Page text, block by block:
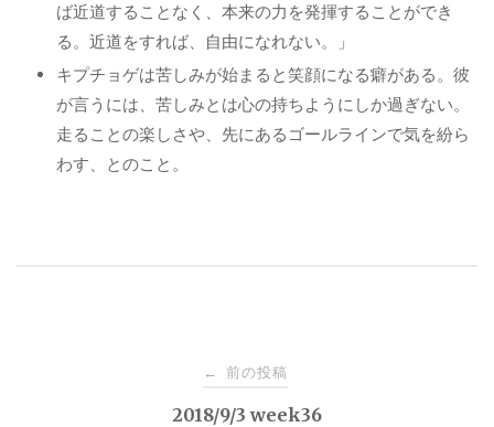
ば近道することなく、本来の力を発揮することができ
る。近道をすれば、自由になれない。」
キプチョゲは苦しみが始まると笑顔になる癖がある。彼
が言うには、苦しみとは心の持ちようにしか過ぎない。
走ることの楽しさや、先にあるゴールラインで気を紛ら
わす、とのこと。
← 前の投稿
2018/9/3 week36